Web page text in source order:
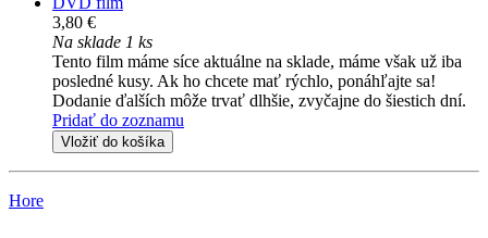
3,80 €
Na sklade 1 ks
Tento film máme síce aktuálne na sklade, máme však už iba
posledné kusy. Ak ho chcete mať rýchlo, ponáhľajte sa!
Dodanie ďalších môže trvať dlhšie, zvyčajne do šiestich dní.
Pridať do zoznamu
Vložiť do košíka
Hore